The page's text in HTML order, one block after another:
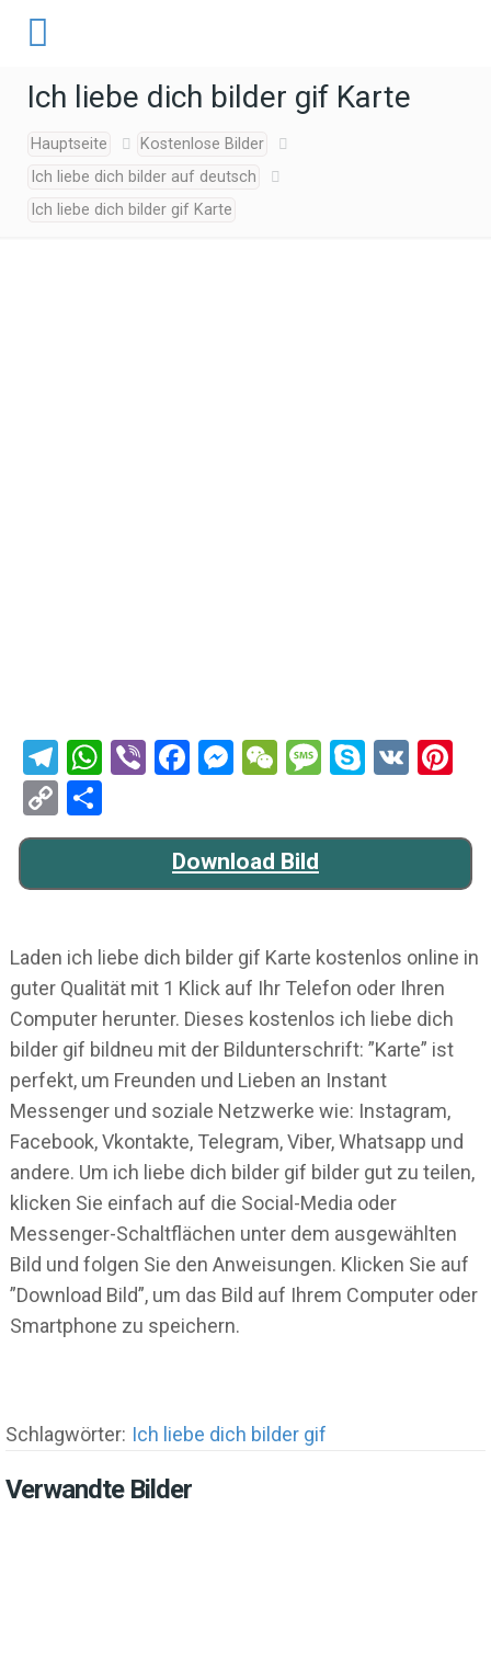
Ich liebe dich bilder gif Karte
Hauptseite
Kostenlose Bilder
Ich liebe dich bilder auf deutsch
Ich liebe dich bilder gif Karte
Telegram
WhatsApp
ViberFacebook
Messenger
WeChat
Message
Skype
VK
Copy
Link
Download Bild
Laden ich liebe dich bilder gif Karte kostenlos online in
guter Qualität mit 1 Klick auf Ihr Telefon oder Ihren
Computer herunter. Dieses kostenlos ich liebe dich
bilder gif bildneu mit der Bildunterschrift: ”Karte” ist
perfekt, um Freunden und Lieben an Instant
Messenger und soziale Netzwerke wie: Instagram,
Facebook, Vkontakte, Telegram, Viber, Whatsapp und
andere. Um ich liebe dich bilder gif bilder gut zu teilen,
klicken Sie einfach auf die Social-Media oder
Messenger-Schaltflächen unter dem ausgewählten
Bild und folgen Sie den Anweisungen. Klicken Sie auf
”Download Bild”, um das Bild auf Ihrem Computer oder
Smartphone zu speichern.
Schlagwörter: Ich liebe dich bilder gif
Verwandte Bilder